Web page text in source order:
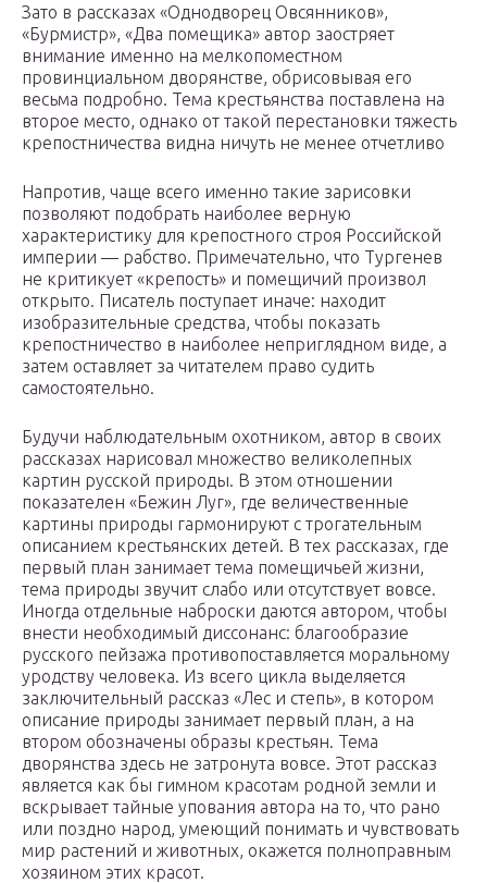
Зато в рассказах «Однодворец Овсянников»,
«Бурмистр», «Два помещика» автор заостряет
внимание именно на мелкопоместном
провинциальном дворянстве, обрисовывая его
весьма подробно. Тема крестьянства поставлена на
второе место, однако от такой перестановки тяжесть
крепостничества видна ничуть не менее отчетливо
Напротив, чаще всего именно такие зарисовки
позволяют подобрать наиболее верную
характеристику для крепостного строя Российской
империи — рабство. Примечательно, что Тургенев
не критикует «крепость» и помещичий произвол
открыто. Писатель поступает иначе: находит
изобразительные средства, чтобы показать
крепостничество в наиболее неприглядном виде, а
затем оставляет за читателем право судить
самостоятельно.
Будучи наблюдательным охотником, автор в своих
рассказах нарисовал множество великолепных
картин русской природы. В этом отношении
показателен «Бежин Луг», где величественные
картины природы гармонируют с трогательным
описанием крестьянских детей. В тех рассказах, где
первый план занимает тема помещичьей жизни,
тема природы звучит слабо или отсутствует вовсе.
Иногда отдельные наброски даются автором, чтобы
внести необходимый диссонанс: благообразие
русского пейзажа противопоставляется моральному
уродству человека. Из всего цикла выделяется
заключительный рассказ «Лес и степь», в котором
описание природы занимает первый план, а на
втором обозначены образы крестьян. Тема
дворянства здесь не затронута вовсе. Этот рассказ
является как бы гимном красотам родной земли и
вскрывает тайные упования автора на то, что рано
или поздно народ, умеющий понимать и чувствовать
мир растений и животных, окажется полноправным
хозяином этих красот.